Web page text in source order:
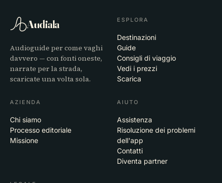
Audiala
Audioguide per come vaghi
davvero — con fonti oneste,
narrate per la strada,
scaricate una volta sola.
ESPLORA
Destinazioni
Guide
Consigli di viaggio
Vedi i prezzi
Scarica
AZIENDA
Chi siamo
Processo editoriale
Missione
AIUTO
Assistenza
Risoluzione dei problemi
dell'app
Contatti
Diventa partner